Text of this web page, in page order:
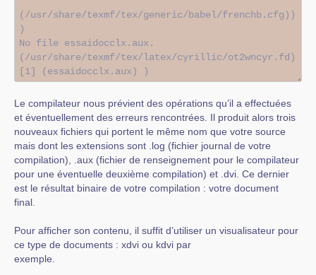
Le compilateur nous prévient des opérations qu’il a effectuées
et éventuellement des erreurs rencontrées. Il produit alors trois
nouveaux fichiers qui portent le même nom que votre source
mais dont les extensions sont .log (fichier journal de votre
compilation), .aux (fichier de renseignement pour le compilateur
pour une éventuelle deuxième compilation) et .dvi. Ce dernier
est le résultat binaire de votre compilation : votre document
final.
Pour afficher son contenu, il suffit d’utiliser un visualisateur pour
ce type de documents : xdvi ou kdvi par
exemple.